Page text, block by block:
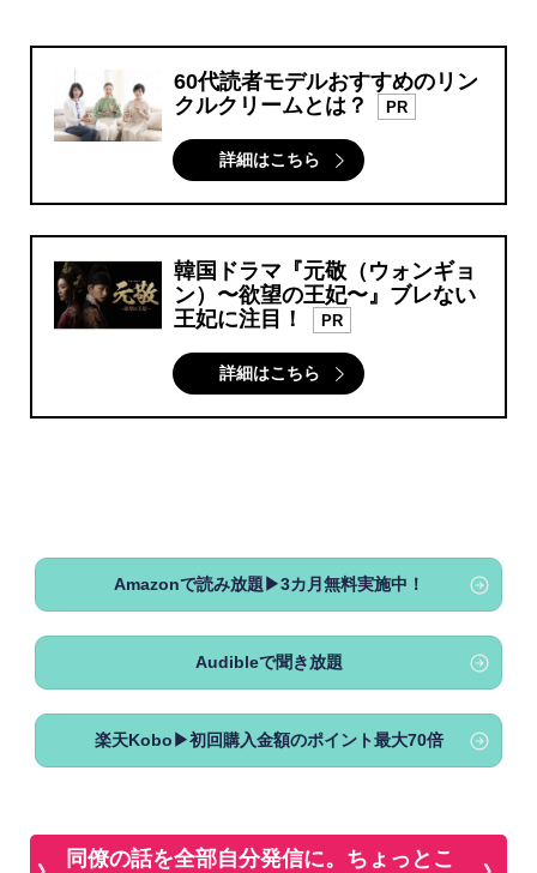
60代読者モデルおすすめのリン
クルクリームとは？
PR
詳細はこちら
韓国ドラマ『元敬（ウォンギョ
ン）〜欲望の王妃〜』ブレない
王妃に注目！
PR
詳細はこちら
Amazonで読み放題▶3カ月無料実施中！
Audibleで聞き放題
楽天Kobo▶初回購入金額のポイント最大70倍
同僚の話を全部自分発信に。ちょっとこ